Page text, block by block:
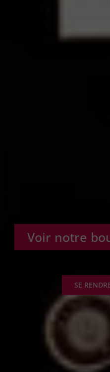
Voir notre
SE